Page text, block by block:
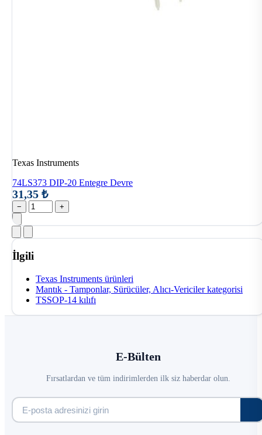
Texas Instruments
74LS373 DIP-20 Entegre Devre
31,35 ₺
− +
İlgili
Texas Instruments ürünleri
Mantık - Tamponlar, Sürücüler, Alıcı-Vericiler kategorisi
TSSOP-14 kılıfı
E-Bülten
Fırsatlardan ve tüm indirimlerden ilk siz haberdar olun.